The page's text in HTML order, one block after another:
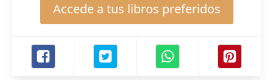
Accede a tus libros preferidos